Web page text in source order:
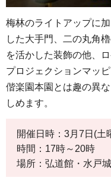
梅林のライトアップに
した大手門、二の丸角
を活かした装飾の他、
プロジェクションマッピ
偕楽園本園とは趣の異
しめます。
開催日時：3月7日(土
時間：17時～20時
場所：弘道館・水戸